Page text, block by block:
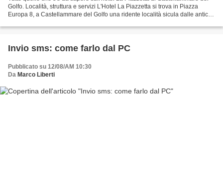
Golfo. Località, struttura e servizi L'Hotel La Piazzetta si trova in Piazza
Europa 8, a Castellammare del Golfo una ridente località sicula dalle antiche
Invio sms: come farlo dal PC
Pubblicato su 12/08/AM 10:30
Da Marco Liberti